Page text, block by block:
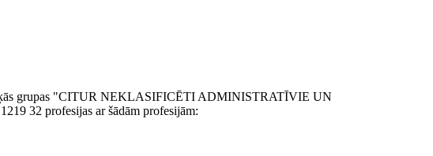
grupas "CITUR NEKLASIFICĒTI ADMINISTRATĪVIE UN
32 profesijas ar šādām profesijām: